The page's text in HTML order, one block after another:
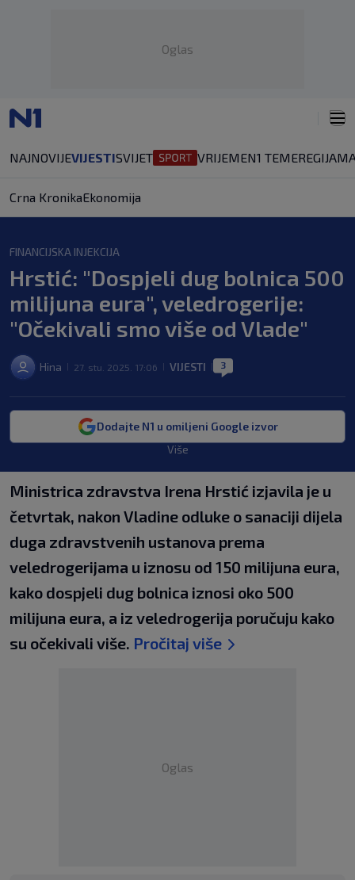
Oglas
NAJNOVIJEVIJESTISVIJET VRIJEMEN1 TEMEREGIJA
Crna KronikaEkonomija
FINANCIJSKA INJEKCIJA
Hrstić: "Dospjeli dug bolnica 500
milijuna eura", veledrogerije:
"Očekivali smo više od Vlade"
Hina 27. stu. 2025. 17:06 VIJESTI 3
Dodajte N1 u omiljeni Google izvor
Više
Ministrica zdravstva Irena Hrstić izjavila je u
četvrtak, nakon Vladine odluke o sanaciji dijela
duga zdravstvenih ustanova prema
veledrogerijama u iznosu od 150 milijuna eura,
kako dospjeli dug bolnica iznosi oko 500
milijuna eura, a iz veledrogerija poručuju kako
su očekivali više. Pročitaj više
Oglas